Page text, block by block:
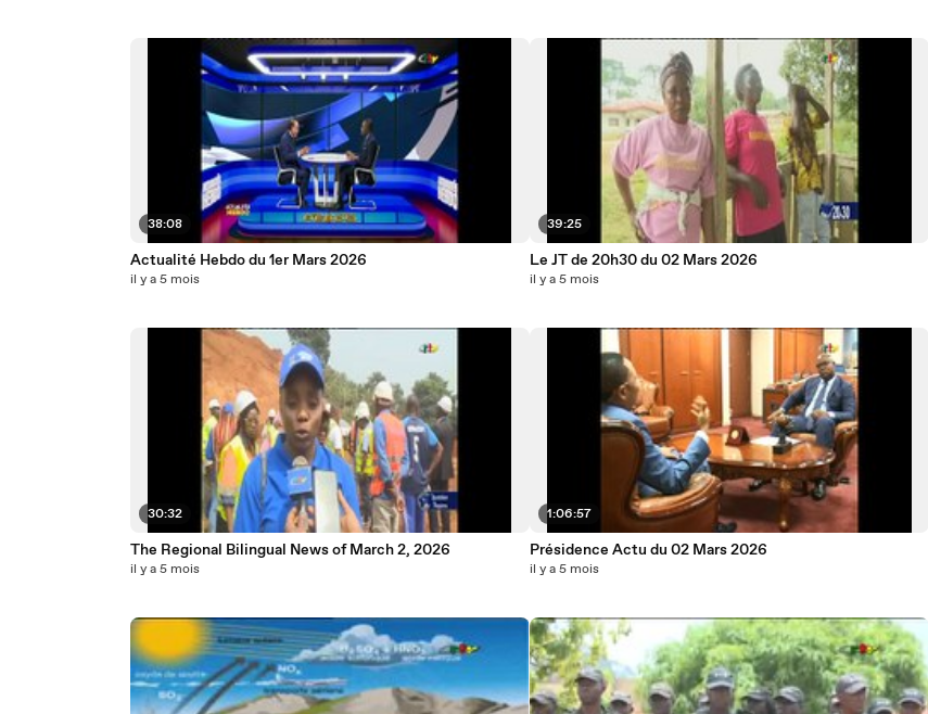
38:08
Actualité Hebdo du 1er Mars 2026
il y a 5 mois
30:32
The Regional Bilingual News of March 2, 2026
il y a 5 mois
39:25
Le JT de 20h30 du 02 Mars 2026
il y a 5 mois
1:06:57
Présidence Actu du 02 Mars 2026
il y a 5 mois